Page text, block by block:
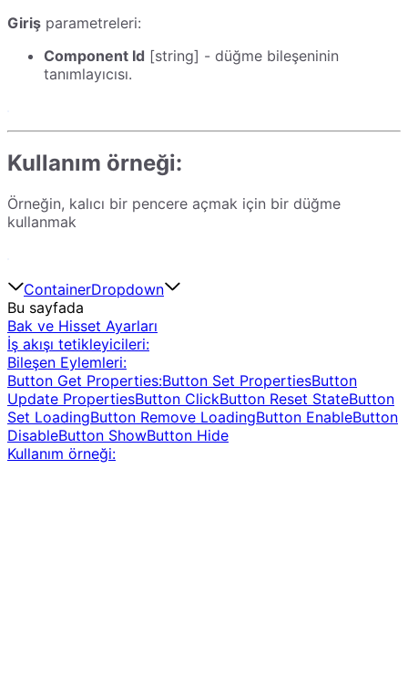
Giriş parametreleri:
Component Id [string] - düğme bileşeninin
tanımlayıcısı.
Kullanım örneği:
Örneğin, kalıcı bir pencere açmak için bir düğme
kullanmak
ContainerDropdown
Bu sayfada
Bak ve Hisset Ayarları
İş akışı tetikleyicileri:
Bileşen Eylemleri:
Button Get Properties:Button Set PropertiesButton
Update PropertiesButton ClickButton Reset StateButton
Set LoadingButton Remove LoadingButton EnableButton
DisableButton ShowButton Hide
Kullanım örneği: